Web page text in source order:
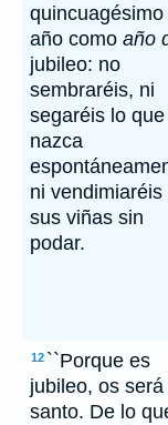
quincuagésimo
año como año
jubileo: no
sembraréis, ni
segaréis lo que
nazca
ni vendimiaréis
sus viñas sin
podar.
12 ``Porque es
jubileo, os será
santo. De lo